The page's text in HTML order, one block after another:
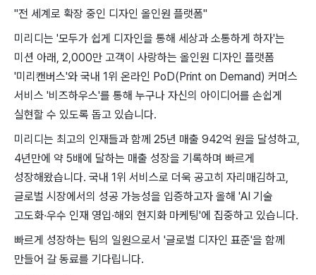
"전 세계로 확장 중인 디자인 올인원 플랫폼"
미리디는 '모두가 쉽게 디자인을 통해 세상과 소통하게 하자'는
미션 아래, 2,000만 고객이 사랑하는 올인원 디자인 플랫폼
'미리캔버스'와 국내 1위 온라인 PoD(Print on Demand) 커머스
서비스 '비즈하우스'를 통해 누구나 자신의 아이디어를 손쉽게
실현할 수 있도록 돕고 있습니다.
미리디는 최고의 인재들과 함께 25년 매출 942억 원을 달성하고,
4년만에 약 5배에 달하는 매출 성장을 기록하며 빠르게
성장해왔습니다. 국내 1위 서비스로 더욱 공고히 자리매김하고,
글로벌 시장에서의 성공 가능성을 입증하고자 올해 'AI 기술
고도화·우수 인재 영입·해외 현지화 마케팅'에 집중하고 있습니다.
빠르게 성장하는 팀의 일원으로서 '글로벌 디자인 표준'을 함께
만들어 갈 동료를 기다립니다.